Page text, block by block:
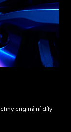
originální díly